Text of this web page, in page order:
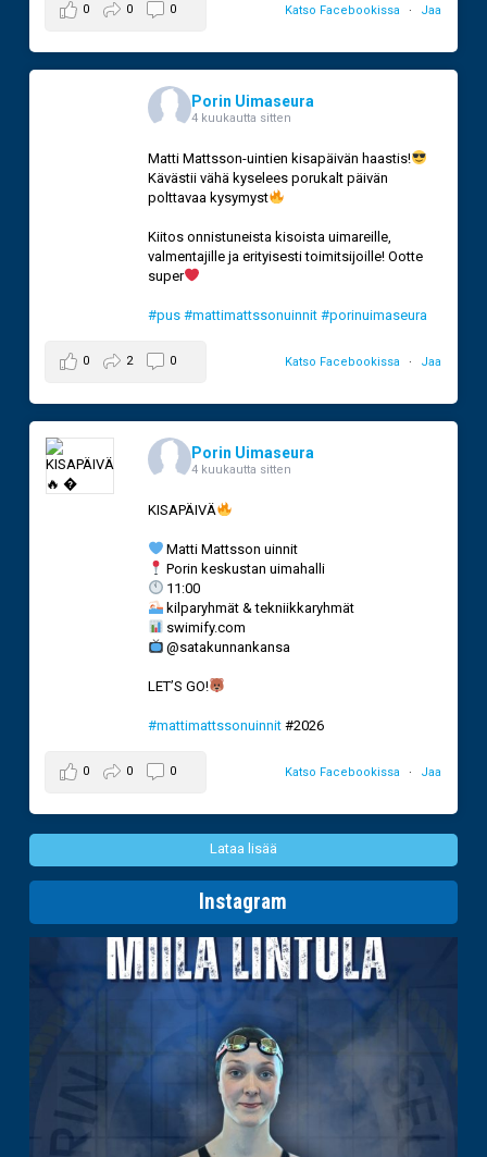
Katso Facebookissa · Jaa
0 0 0
Porin Uimaseura
4 kuukautta sitten
Matti Mattsson-uintien kisapäivän haastis!
Kävästii vähä kyselees porukalt päivän
polttavaa kysymyst
Kiitos onnistuneista kisoista uimareille,
valmentajille ja erityisesti toimitsijoille! Ootte
super
#pus #mattimattssonuinnit #porinuimaseura
Katso Facebookissa · Jaa
0 2 0
Porin Uimaseura
4 kuukautta sitten
KISAPÄIVÄ
Matti Mattsson uinnit
Porin keskustan uimahalli
11:00
kilparyhmät & tekniikkaryhmät
swimify.com
@satakunnankansa
LET’S GO!
#mattimattssonuinnit#2026
Katso Facebookissa · Jaa
0 0 0
Lataa lisää
Instagram